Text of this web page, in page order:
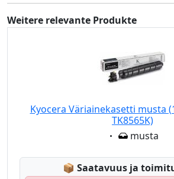
Weitere relevante Produkte
Kyocera Väriainekasetti musta
TK8565K)
Eigenschaft:
musta
📦 Lagerstatus:
Saatavuus ja